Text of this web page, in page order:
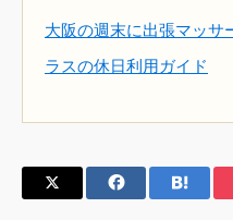
大阪の週末に出張マッサ
ラスの休日利用ガイド